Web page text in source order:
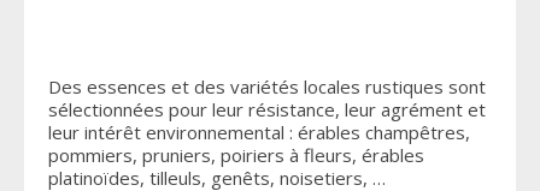
Des essences et des variétés locales rustiques sont
sélectionnées pour leur résistance, leur agrément et
leur intérêt environnemental : érables champêtres,
pommiers, pruniers, poiriers à fleurs, érables
platinoïdes, tilleuls, genêts, noisetiers, …